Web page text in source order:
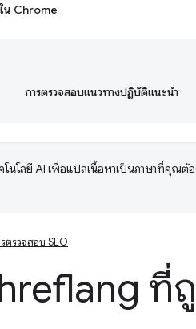
น Chrome
การตรวจสอบแนวทางปฏิบัติแนะนำ
โนโลยี AI เพื่อแปลเนื้อหาเป็นภาษาที่คุณต้อ
ตรวจสอบ SEO
hreflang ที่